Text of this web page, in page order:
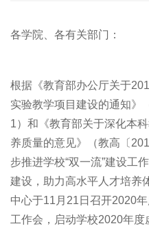
各学院、各有关部门：
根据《教育部办公厅关于
实验教学项目建设的通知》
1）和《教育部关于深化本
养质量的意见》（教高〔
步推进学校“双一流”建设工
建设，助力高水平人才培养
中心于11月21日召开2020
工作会，启动学校2020年